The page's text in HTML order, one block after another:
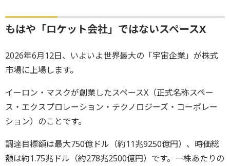
もはや「ロケット会社」ではないスペースX
2026年6月12日、いよいよ世界最大の「宇宙企業」が株式
市場に上場します。
イーロン・マスクが創業したスペースX（正式名称スペー
ス・エクスプロレーション・テクノロジーズ・コーポレー
ション）のことです。
調達目標額は最大750億ドル（約11兆9250億円）、時価総
額は約1.75兆ドル（約278兆2500億円）です。一株あたりの